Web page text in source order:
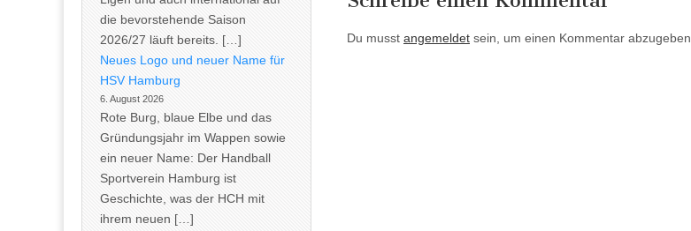
Du musst angemeldet sein, um einen Kommentar abzugeben.
die bevorstehende Saison
2026/27 läuft bereits. […]
Neues Logo und neuer Name für
HSV Hamburg
6. August 2026
Rote Burg, blaue Elbe und das
Gründungsjahr im Wappen sowie
ein neuer Name: Der Handball
Sportverein Hamburg ist
Geschichte, was der HCH mit
ihrem neuen […]